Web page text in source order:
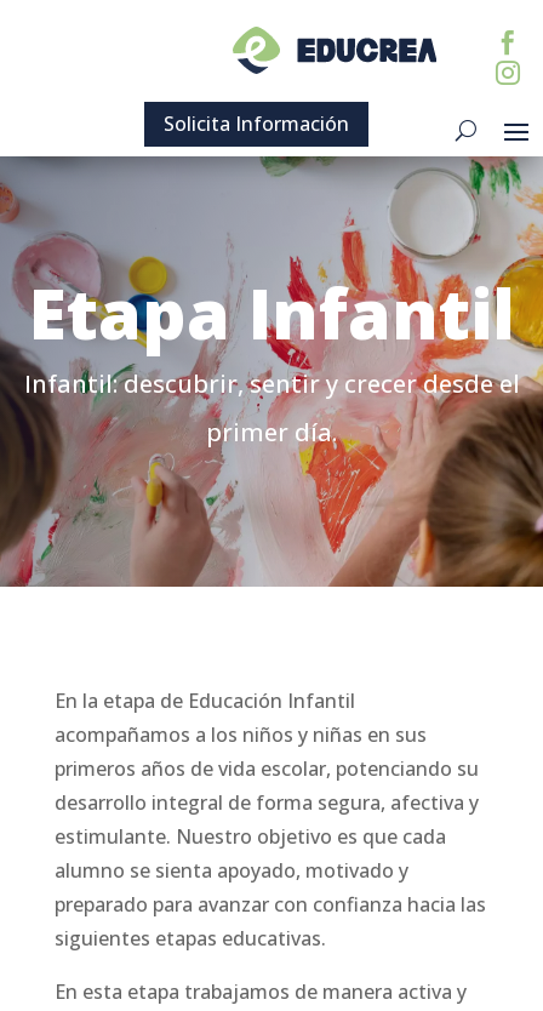
Solicita Información


Etapa Infantil
Infantil: descubrir, sentir y crecer desde el
primer día.
En la etapa de Educación Infantil
acompañamos a los niños y niñas en sus
primeros años de vida escolar, potenciando su
desarrollo integral de forma segura, afectiva y
estimulante. Nuestro objetivo es que cada
alumno se sienta apoyado, motivado y
preparado para avanzar con confianza hacia las
siguientes etapas educativas.
En esta etapa trabajamos de manera activa y